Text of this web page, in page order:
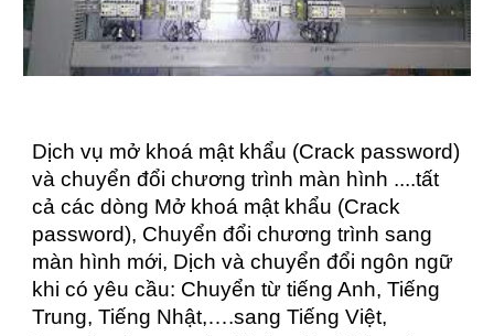
Dịch vụ mở khoá mật khẩu (Crack password)
và chuyển đổi chương trình màn hình ....tất
cả các dòng Mở khoá mật khẩu (Crack
password), Chuyển đổi chương trình sang
màn hình mới, Dịch và chuyển đổi ngôn ngữ
khi có yêu cầu: Chuyển từ tiếng Anh, Tiếng
Trung, Tiếng Nhật,….sang Tiếng Việt,